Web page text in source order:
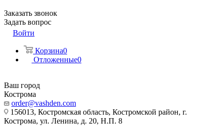
Заказать звонок
Задать вопрос
Войти
Корзина0
Отложенные0
Ваш город
Кострома
order@vashden.com
156013, Костромская область, Костромской район, г.
Кострома, ул. Ленина, д. 20, Н.П. 8